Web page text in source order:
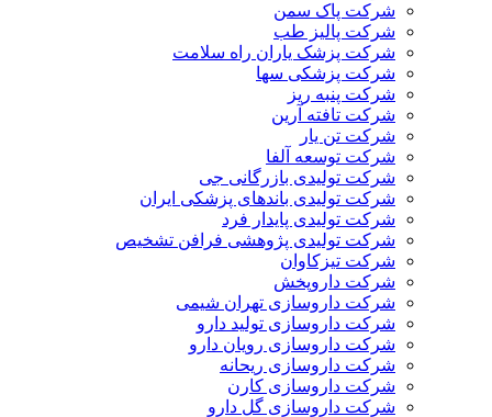
شرکت پاک سمن
شرکت پالیز طب
شرکت پزشک یاران راه سلامت
شرکت پزشکی سها
شرکت پنبه ریز
شرکت تافته آرین
شرکت تن یار
شرکت توسعه آلفا
شرکت تولیدی بازرگانی جی
شرکت تولیدی باندهای پزشکی ایران
شرکت تولیدی پایدار فرد
شرکت تولیدی پژوهشی فرافن تشخیص
شرکت تیزکاوان
شرکت داروپخش
شرکت داروسازی تهران شیمی
شرکت داروسازی تولید دارو
شرکت داروسازی رویان دارو
شرکت داروسازی ریحانه
شرکت داروسازی کارن
شرکت داروسازی گل دارو